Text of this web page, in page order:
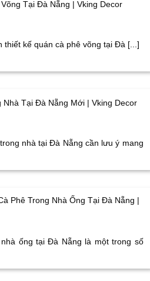
Tại Đà Nẵng | Vking Decor
thiết kế quán cà phê võng tại Đà [...]
Nhà Tại Đà Nẵng Mới | Vking Decor
nhà tại Đà Nẵng cần lưu ý mang
Phê Trong Nhà Ống Tại Đà Nẵng |
ống tại Đà Nẵng là một trong số